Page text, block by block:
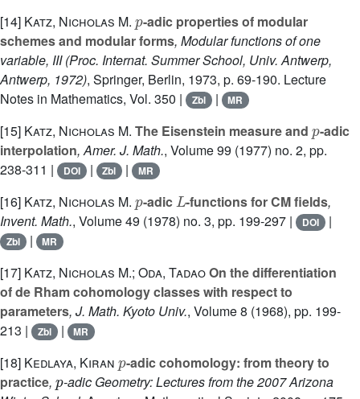
[14] Katz, Nicholas M.
-adic properties of modular
schemes and modular forms, Modular functions of one
variable, III (Proc. Internat. Summer School, Univ. Antwerp,
Antwerp, 1972), Springer, Berlin, 1973, p. 69-190. Lecture
Notes in Mathematics, Vol. 350 |
Zbl | MR
[15] Katz, Nicholas M. The Eisenstein measure and
-adic
interpolation, Amer. J. Math., Volume 99 (1977) no. 2, pp.
238-311 |
DOI | Zbl | MR
[16] Katz, Nicholas M. -adic -functions for CM fields,
Invent. Math., Volume 49 (1978) no. 3, pp. 199-297 | DOI |
Zbl | MR
[17] Katz, Nicholas M.; Oda, TadaoOn the differentiation
of de Rham cohomology classes with respect to
parameters, J. Math. Kyoto Univ., Volume 8 (1968), pp. 199-
213 |
Zbl | MR
[18] Kedlaya, Kiran
-adic cohomology: from theory to
practice,
p
-adic Geometry: Lectures from the 2007 Arizona